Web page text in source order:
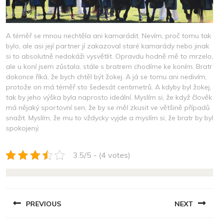
A téměř se mnou nechtěla ani kamarádit. Nevím, proč tomu tak
bylo, ale asi její partner jí zakazoval staré kamarády nebo jinak
si to absolutně nedokáži vysvětlit. Opravdu hodně mě to mrzelo,
ale u koní jsem zůstala, stále s bratrem chodíme ke koním. Bratr
dokonce říká, že bych chtěl být žokej. A já se tomu ani nedivím,
protože on má téměř sto šedesát centimetrů. A kdyby byl žokej,
tak by jeho výška byla naprosto ideální. Myslím si, že když člověk
má nějaký sportovní sen, že by se měl zkusit ve většině případů
snažit. Myslím, že mu to vždycky vyjde a myslím si, že bratr by byl
spokojený.
3.5/5 - (4 votes)
PROPREVIOUS NEXT